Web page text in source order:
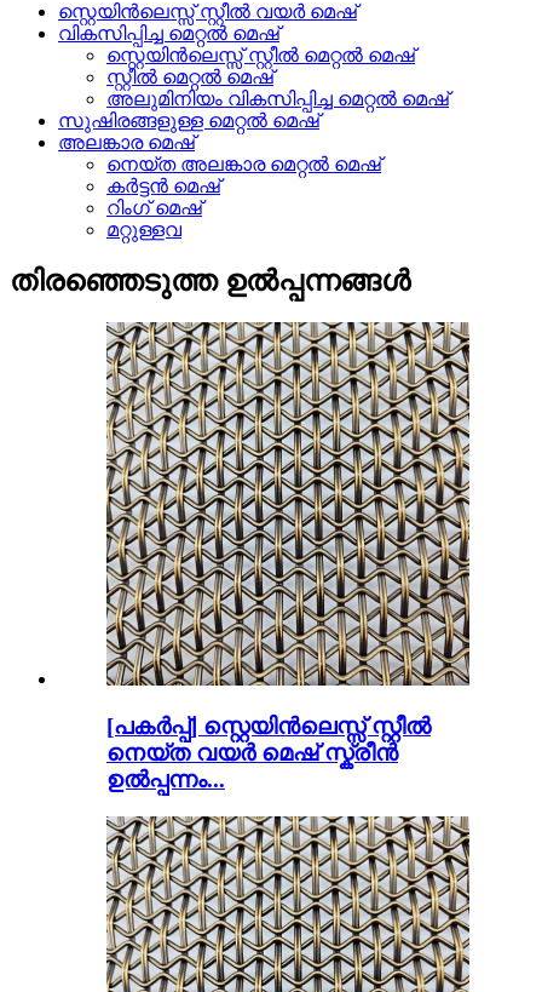
സ്റ്റെയിൻലെസ്സ് സ്റ്റീൽ വയർ മെഷ്
വികസിപ്പിച്ച മെറ്റൽ മെഷ്
സ്റ്റെയിൻലെസ്സ് സ്റ്റീൽ മെറ്റൽ മെഷ്
സ്റ്റീൽ മെറ്റൽ മെഷ്
അലുമിനിയം വികസിപ്പിച്ച മെറ്റൽ മെഷ്
സുഷിരങ്ങളുള്ള മെറ്റൽ മെഷ്
അലങ്കാര മെഷ്
നെയ്ത അലങ്കാര മെറ്റൽ മെഷ്
കർട്ടൻ മെഷ്
റിംഗ് മെഷ്
മറ്റുള്ളവ
തിരഞ്ഞെടുത്ത ഉൽപ്പന്നങ്ങൾ
[പകർപ്പ്] സ്റ്റെയിൻലെസ്സ് സ്റ്റീൽ
നെയ്ത വയർ മെഷ് സ്ക്രീൻ
ഉൽപ്പന്നം...